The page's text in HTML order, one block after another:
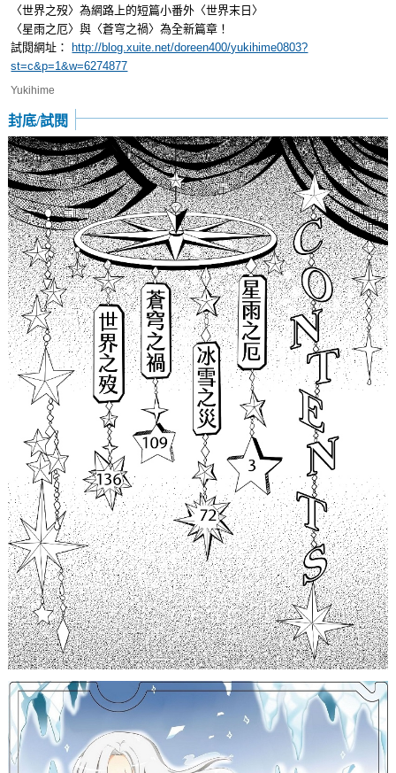
〈世界之歿〉為網路上的短篇小番外〈世界末日〉
〈星雨之厄〉與〈蒼穹之禍〉為全新篇章！
試閱網址：
http://blog.xuite.net/doreen400/yukihime0803?
st=c&p=1&w=6274877
Yukihime
封底/試閱